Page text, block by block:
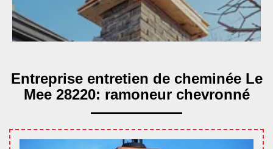
Entreprise entretien de cheminée Le
Mee 28220: ramoneur chevronné